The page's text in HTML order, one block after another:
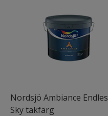
Nordsjö Ambiance
Sky takfärg